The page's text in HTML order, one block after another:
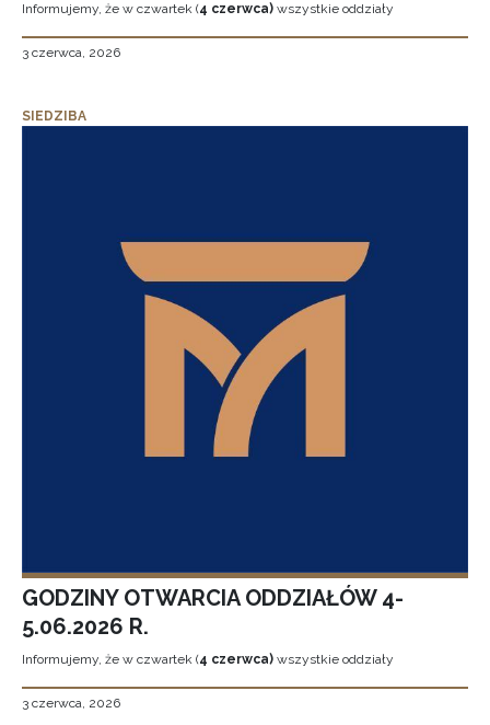
Informujemy, że w czwartek (4 czerwca) wszystkie oddziały
3 czerwca, 2026
SIEDZIBA
GODZINY OTWARCIA ODDZIAŁÓW 4-
5.06.2026 R.
Informujemy, że w czwartek (4 czerwca) wszystkie oddziały
3 czerwca, 2026